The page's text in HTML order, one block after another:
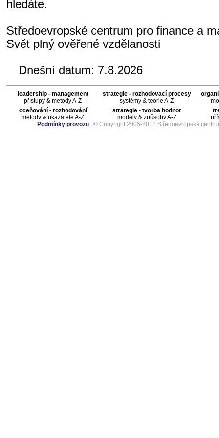
hledáte.
Středoevropské centrum pro finance a
Svět plný ověřené vzdělanosti
Dnešní datum: 7.8.2026
leadership - management strategie - rozhodovací procesy
přístupy & metody A-Z
systémy & teorie A-Z
oceňování - rozhodování
strategie - tvorba hodnot
metody & ukazatele A-Z
modely & způsoby A-Z
Podmínky provozu| © Copyright 2005-2012 Středoevropské